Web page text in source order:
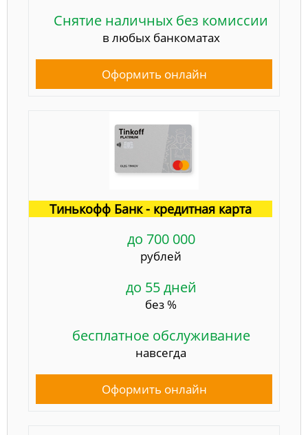
Снятие наличных без комиссии
в любых банкоматах
Оформить онлайн
Тинькофф Банк - кредитная карта
до 700 000
рублей
до 55 дней
без %
бесплатное обслуживание
навсегда
Оформить онлайн